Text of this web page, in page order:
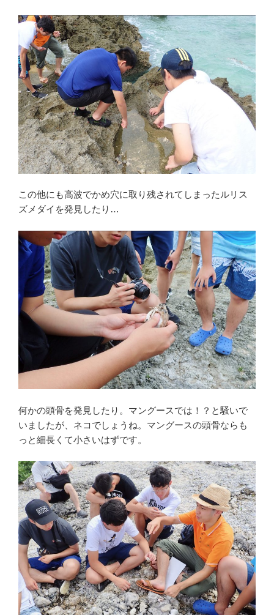
この他にも高波でかめ穴に取り残されてしまったルリス
ズメダイを発見したり…
何かの頭骨を発見したり。マングースでは！？と騒いで
いましたが、ネコでしょうね。マングースの頭骨ならも
っと細長くて小さいはずです。